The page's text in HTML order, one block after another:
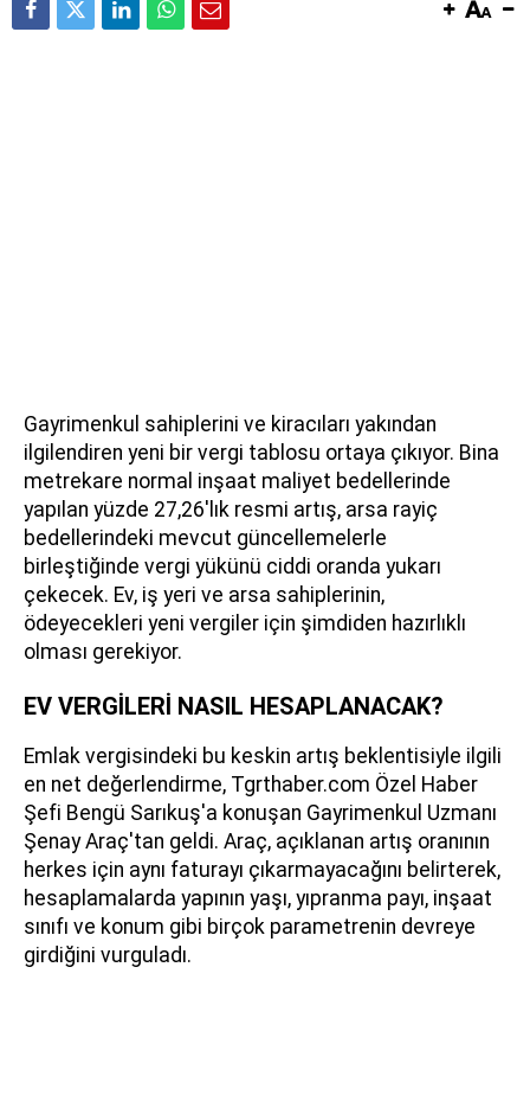
Gayrimenkul sahiplerini ve kiracıları yakından
ilgilendiren yeni bir vergi tablosu ortaya çıkıyor. Bina
metrekare normal inşaat maliyet bedellerinde
yapılan yüzde 27,26'lık resmi artış, arsa rayiç
bedellerindeki mevcut güncellemelerle
birleştiğinde vergi yükünü ciddi oranda yukarı
çekecek. Ev, iş yeri ve arsa sahiplerinin,
ödeyecekleri yeni vergiler için şimdiden hazırlıklı
olması gerekiyor.
EV VERGİLERİ NASIL HESAPLANACAK?
Emlak vergisindeki bu keskin artış beklentisiyle ilgili
en net değerlendirme, Tgrthaber.com Özel Haber
Şefi Bengü Sarıkuş'a konuşan Gayrimenkul Uzmanı
Şenay Araç'tan geldi. Araç, açıklanan artış oranının
herkes için aynı faturayı çıkarmayacağını belirterek,
hesaplamalarda yapının yaşı, yıpranma payı, inşaat
sınıfı ve konum gibi birçok parametrenin devreye
girdiğini vurguladı.